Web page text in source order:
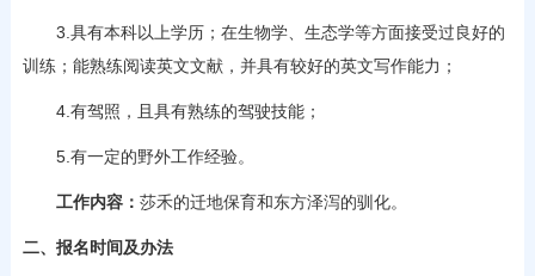
3.具有本科以上学历；在生物学、生态学等方面接受过良好的
训练；能熟练阅读英文文献，并具有较好的英文写作能力；
4.有驾照，且具有熟练的驾驶技能；
5.有一定的野外工作经验。
工作内容： 莎禾的迁地保育和东方泽泻的驯化。
二、报名时间及办法